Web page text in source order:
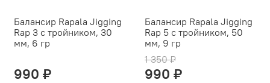
Балансир Rapala Jigging
Rap 3 с тройником, 30
мм, 6 гр
990 ₽
Балансир Rapala Jigging
Rap 5 с тройником, 50
мм, 9 гр
1 350 ₽
990 ₽